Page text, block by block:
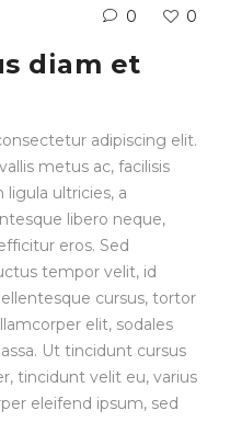
0 0
diam et
adipiscing elit.
metus ac, facilisis
ligula ultricies, a
libero neque,
eros. Sed
tempor velit, id
cursus, tortor
elit, sodales
Ut tincidunt cursus
tincidunt velit eu, varius
eleifend ipsum, sed